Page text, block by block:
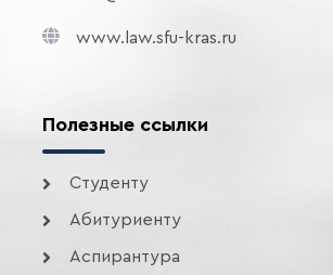
www.law.sfu-kras.ru
Полезные ссылки
Студенту
Абитуриенту
Аспирантура